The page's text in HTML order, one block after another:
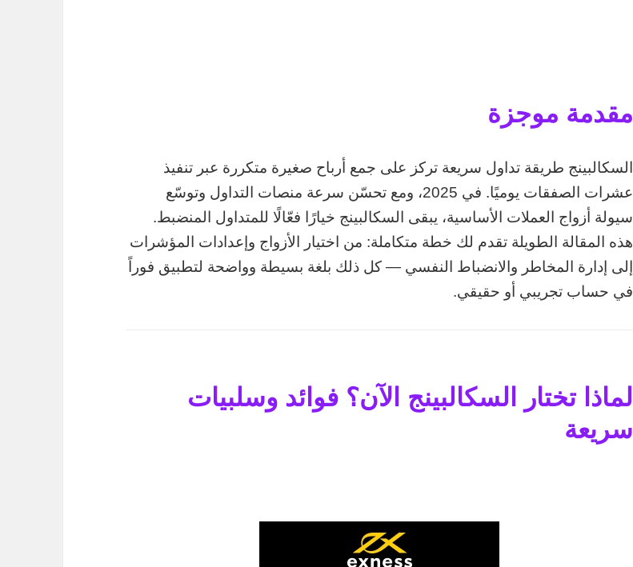
مقدمة موجزة
السكالبينج طريقة تداول سريعة تركز على جمع أرباح صغيرة متكررة عبر تنفيذ
عشرات الصفقات يوميًا. في 2025، ومع تحسّن سرعة منصات التداول وتوسّع
سيولة أزواج العملات الأساسية، يبقى السكالبينج خيارًا فعّالًا للمتداول المنضبط.
هذه المقالة الطويلة تقدم لك خطة متكاملة: من اختيار الأزواج وإعدادات المؤشرات
إلى إدارة المخاطر والانضباط النفسي — كل ذلك بلغة بسيطة وواضحة لتطبيق فوراً
في حساب تجريبي أو حقيقي.
لماذا تختار السكالبينج الآن؟ فوائد وسلبيات
سريعة